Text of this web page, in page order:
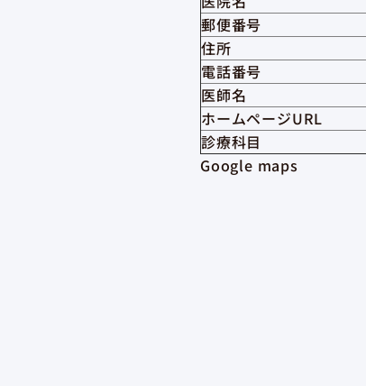
郵便番号
住所
電話番号
医師名
ホームページURL
診療科目
Google maps